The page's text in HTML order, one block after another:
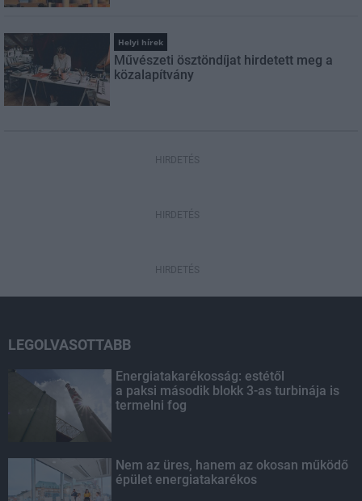
Helyi hírek
Művészeti ösztöndíjat hirdetett meg a
közalapítvány
HIRDETÉS
HIRDETÉS
HIRDETÉS
LEGOLVASOTTABB
Energiatakarékosság: estétől
a paksi második blokk 3-as turbinája is
termelni fog
Nem az üres, hanem az okosan működő
épület energiatakarékos